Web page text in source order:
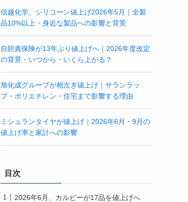
信越化学、シリコーン値上げ2026年5月｜全製
品10%以上・身近な製品への影響と背景
自賠責保険が13年ぶり値上げへ｜2026年度改定
の背景・いつから・いくら上がる？
旭化成グループが相次ぎ値上げ｜サランラッ
プ・ポリエチレン・住宅まで影響する理由
ミシュランタイヤが値上げ｜2026年6月・9月の
値上げ率と家計への影響
目次
2026年6月、カルビーが17品を値上げへ